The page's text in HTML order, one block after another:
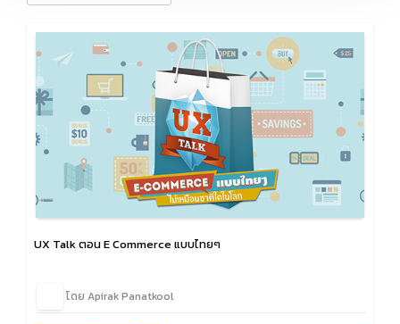
UX Talk ตอน E Commerce แบบไทยๆ
โดย Apirak Panatkool